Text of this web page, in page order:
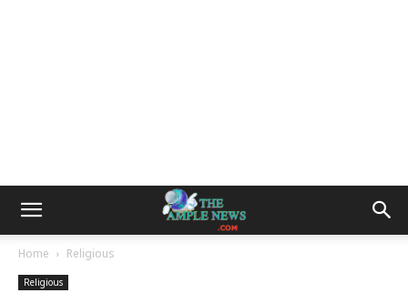
Home Religious
Religious